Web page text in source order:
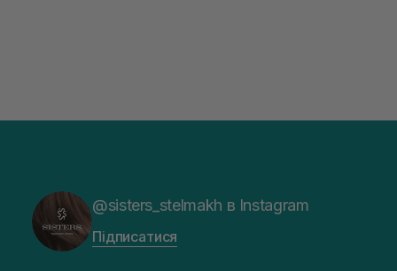
@sisters_stelmakh в Instagram
Підписатися